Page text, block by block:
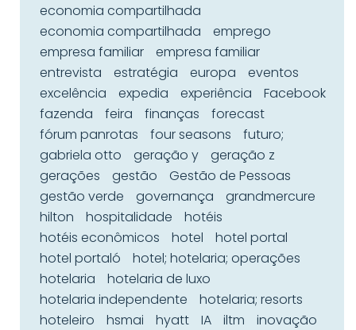
economia compartilhada
economia compartilhada
emprego
empresa familiar
empresa familiar
entrevista
estratégia europa
eventos
excelência
expedia experiência
Facebook
fazenda
feira finanças
forecast
fórum panrotas
four seasons
futuro;
gabriela otto
geração y
geração z
gerações
gestão
Gestão de Pessoas
gestão verde
governança
grandmercure
hilton
hospitalidade
hotéis
hotéis econômicos
hotel
hotel portal
hotel portaló
hotel; hotelaria; operações
hotelaria
hotelaria de luxo
hotelaria independente
hotelaria; resorts
hoteleiro
hsmai hyatt IA iltm
inovação